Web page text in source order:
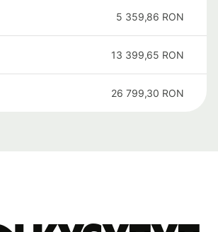
5 359,86 RON
13 399,65 RON
26 799,30 RON